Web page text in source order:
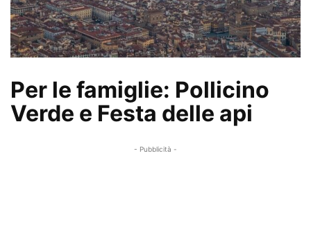
Per le famiglie: Pollicino
Verde e Festa delle api
- Pubblicità -